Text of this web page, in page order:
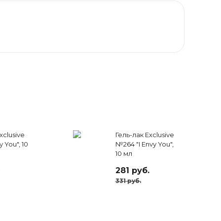
You", 10
Гель-лак Exclusive
№264 "I Envy You",
10 мл
281 руб.
331 руб.